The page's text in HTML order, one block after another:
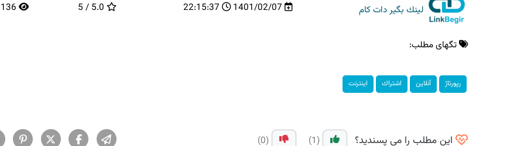
لینك بگیر دات كام 1401/02/07
22:15:37
5.0 / 5
1136
تگهای مطلب:
رپورتاژ آنلاین اشتراك اینترنت
این مطلب را می پسندید؟